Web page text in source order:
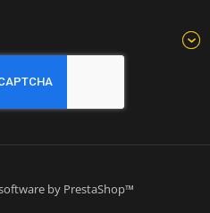
by PrestaShop™